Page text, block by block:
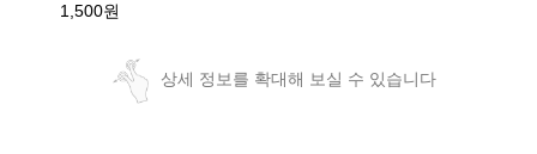
1,500원
상세 정보를 확대해 보실 수 있습니다